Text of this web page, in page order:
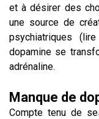
et à désirer des
une source de
psychiatriques
dopamine se
adrénaline.
Manque de
Compte tenu de